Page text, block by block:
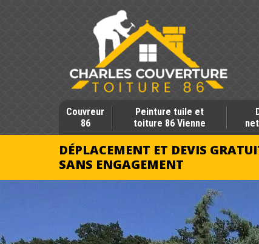
Couvreur
86
Peinture tuile et
toiture 86 Vienne
DÉPLACEMENT ET DEVIS
SANS ENGAGEMENT